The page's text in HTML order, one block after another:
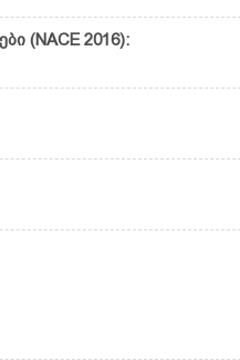
(NACE 2016):